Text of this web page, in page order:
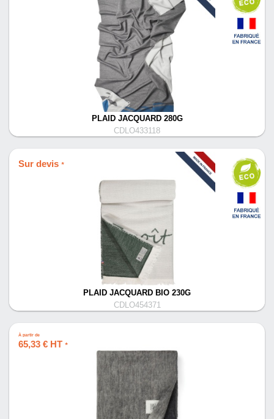
PLAID JACQUARD 280G
CDLO433118
Sur devis *
PLAID JACQUARD BIO 230G
CDLO454371
À partir de
65,33 € HT *